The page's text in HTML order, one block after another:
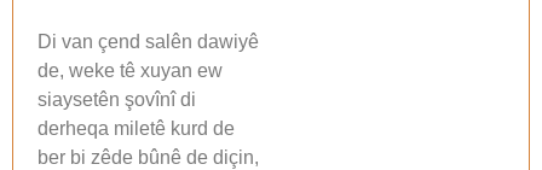
Di van çend salên dawiyê
de, weke tê xuyan ew
siaysetên şovînî di
derheqa miletê kurd de
ber bi zêde bûnê de diçin,